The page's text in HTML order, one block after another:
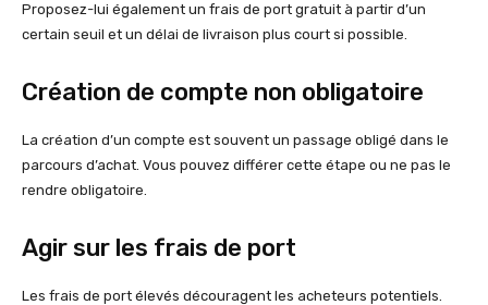
Proposez-lui également un frais de port gratuit à partir d’un
certain seuil et un délai de livraison plus court si possible.
Création de compte non obligatoire
La création d’un compte est souvent un passage obligé dans le
parcours d’achat. Vous pouvez différer cette étape ou ne pas le
rendre obligatoire.
Agir sur les frais de port
Les frais de port élevés découragent les acheteurs potentiels.